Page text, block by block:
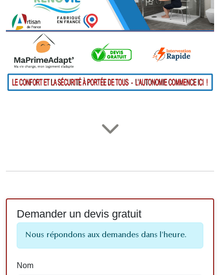
Demander un devis gratuit
Nous répondons aux demandes dans l'heure.
Nom